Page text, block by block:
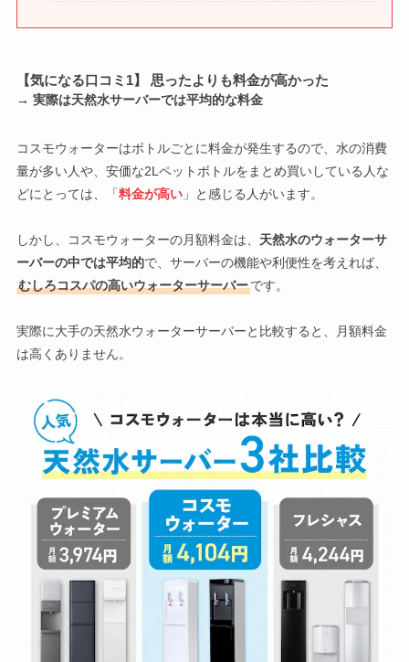
すようにしています。
お手入れや掃除で面倒な点はある？
サーバーのお手入れはふきんで軽く拭き上げたり、掃除機でほ
こりを吸ったりする程度なので負担に感じることはありませ
ん。
が意識することは特になく、面倒な手間はありませんでした。
これが意外と大きい音で、テレビや生活音がしている時でも、
静かに過ごしている時や寝ている時にはさらに大きく聞こえま
す。
ボトル交換については？
足元ボトル交換なので、楽だとは思います。
なと感じてしまう
ので、交換する際は少し大変だなと思いま
す。
ボトルが届いた後に移動させるのは重たすぎるので、夫にお願
お手入れや掃除で面倒な点はある？
ぐ汚れてしまいます。
ですが2つのパーツに分かれていて取り外せるので、そのまま
洗うことができます。
いです。
不満な点はある？
は一番気になり
ます。
になと思うことがあります。
夏場は特に、ウォーターサーバーのまわりの温度が高く部屋の
（ ※注意
なったり
音が大きくなったり
します。設置の際は、家具や壁との
距離に注意しましょう）
衛生面上仕方ないですが、水が届く時の段ボールを処分するの
も毎回手間だと感じています。破れにくいビニールなど、もう
少し簡易的になったら良いのになと思うことがあります。
サーバーの「音」については？
ダイニングテーブルの近くにウォーターサーバーを置いている
ので、手軽な反面、音は気になります。
特に水が減ってくるとボトルを圧縮するので、その音が目立ち
【気になる口コミ1】 思ったよりも料金が高かった
→ 実際は天然水サーバーでは平均的な料金
コスモウォーターはボトルごとに料金が発生するので、水の消費
量が多い人や、安価な2Lペットボトルをまとめ買いしている人な
どにとっては、「料金が高い」と感じる人がいます。
しかし、コスモウォーターの月額料金は、 天然水のウォーターサ
ーバーの中では平均的で、サーバーの機能や利便性を考えれば、
むしろコスパの高いウォーターサーバーです。
実際に大手の天然水ウォーターサーバーと比較すると、月額料金
は高くありません。